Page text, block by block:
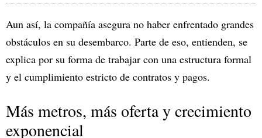
Aun así, la compañía asegura no haber enfrentado grandes
obstáculos en su desembarco. Parte de eso, entienden, se
explica por su forma de trabajar con una estructura formal
y el cumplimiento estricto de contratos y pagos.
Más metros, más oferta y crecimiento
exponencial